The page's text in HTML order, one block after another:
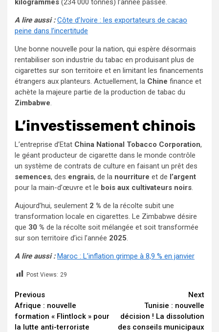
kilogrammes (234 000 tonnes) l’année passée.
A lire aussi :Côte d’Ivoire : les exportateurs de cacao
peine dans l’incertitude
Une bonne nouvelle pour la nation, qui espère désormais
rentabiliser son industrie du tabac en produisant plus de
cigarettes sur son territoire et en limitant les financements
étrangers aux planteurs. Actuellement, la Chine finance et
achète la majeure partie de la production de tabac du
Zimbabwe.
L’investissement chinois
L’entreprise d’Etat China National Tobacco Corporation,
le géant producteur de cigarette dans le monde contrôle
un système de contrats de culture en faisant un prêt des
semences, des engrais, de la nourriture et de l’argent
pour la main-d’œuvre et le bois aux cultivateurs noirs.
Aujourd’hui, seulement 2 % de la récolte subit une
transformation locale en cigarettes. Le Zimbabwe désire
que 30 % de la récolte soit mélangée et soit transformée
sur son territoire d’ici l’année 2025.
A lire aussi :Maroc : L’inflation grimpe à 8,9 % en janvier
Post Views: 29
Continue
Reading
Previous
Afrique : nouvelle
formation « Flintlock » pour
la lutte anti-terroriste
Next
Tunisie : nouvelle
décision ! La dissolution
des conseils municipaux